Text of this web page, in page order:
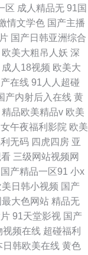
区 成人精品无 91国
情文学色 国产主播
国产日韩亚洲综合
欧美大粗吊人妖 深
成人18视频 欧美大
在线 91人人超碰
产内射后入在线 黄
精品欧美精品v 欧美
午夜福利影院 欧美
无码 四虎四房 亚
三级网站视频网
国产精品一区91 小x
美日韩小视频 国产
最大色网站 精品无
91天堂影视 国产
视频在线 超碰福利
日韩欧美在线 黄色